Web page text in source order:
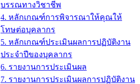
บรรณทางวิชาชีพ
4. หลักเกณฑ์การพิจารณาให้คุณให้
โทษต่อบุคลากร
5. หลักเกณฑ์ประเมินผลการปฏิบัติงาน
ประจำปีของบุคลากร
6. รายงานการประเมินผล
7. รายงานการประเมินผลการปฏิบัติงาน